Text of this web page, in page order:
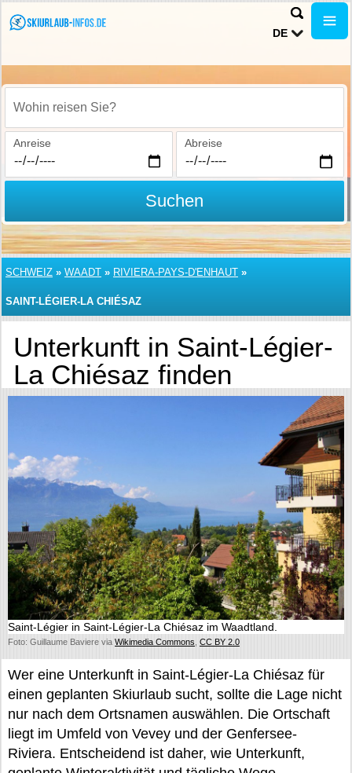
DE
Wohin reisen Sie?
Anreise Abreise
Suchen
SCHWEIZ » WAADT » RIVIERA-PAYS-D'ENHAUT »
SAINT-LÉGIER-LA CHIÉSAZ
Unterkunft in Saint-Légier-
La Chiésaz finden
Saint-Légier in Saint-Légier-La Chiésaz im Waadtland.
Foto: Guillaume Baviere via Wikimedia Commons CC BY 2.0
Wer eine Unterkunft in Saint-Légier-La Chiésaz für
einen geplanten Skiurlaub sucht, sollte die Lage nicht
nur nach dem Ortsnamen auswählen. Die Ortschaft
liegt im Umfeld von Vevey und der Genfersee-
Riviera. Entscheidend ist daher, wie Unterkunft,